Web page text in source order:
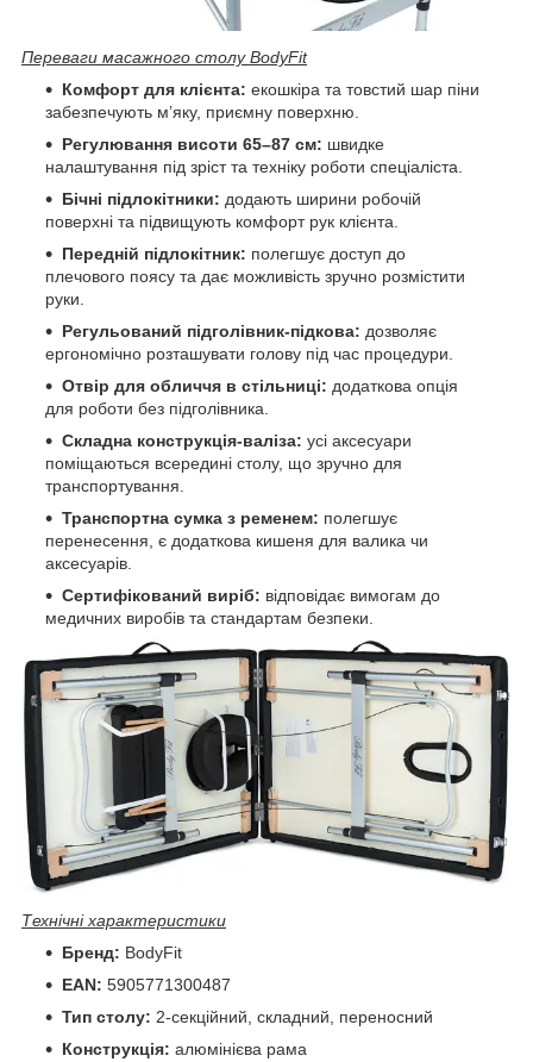
Переваги масажного столу BodyFit
Комфорт для клієнта: екошкіра та товстий шар піни
забезпечують м’яку, приємну поверхню.
Регулювання висоти 65–87 см: швидке
налаштування під зріст та техніку роботи спеціаліста.
Бічні підлокітники: додають ширини робочій
поверхні та підвищують комфорт рук клієнта.
Передній підлокітник: полегшує доступ до
плечового поясу та дає можливість зручно розмістити
руки.
Регульований підголівник-підкова: дозволяє
ергономічно розташувати голову під час процедури.
Отвір для обличчя в стільниці: додаткова опція
для роботи без підголівника.
Складна конструкція-валіза: усі аксесуари
поміщаються всередині столу, що зручно для
транспортування.
Транспортна сумка з ременем: полегшує
перенесення, є додаткова кишеня для валика чи
аксесуарів.
Сертифікований виріб: відповідає вимогам до
медичних виробів та стандартам безпеки.
Технічні характеристики
Бренд: BodyFit
EAN: 5905771300487
Тип столу: 2-секційний, складний, переносний
Конструкція: алюмінієва рама